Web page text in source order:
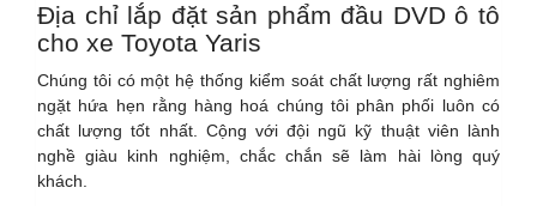
Địa chỉ lắp đặt sản phẩm đầu DVD ô tô
cho xe Toyota Yaris
Chúng tôi có một hệ thống kiểm soát chất lượng rất nghiêm
ngặt hứa hẹn rằng hàng hoá chúng tôi phân phối luôn có
chất lượng tốt nhất. Cộng với đội ngũ kỹ thuật viên lành
nghề giàu kinh nghiệm, chắc chắn sẽ làm hài lòng quý
khách.